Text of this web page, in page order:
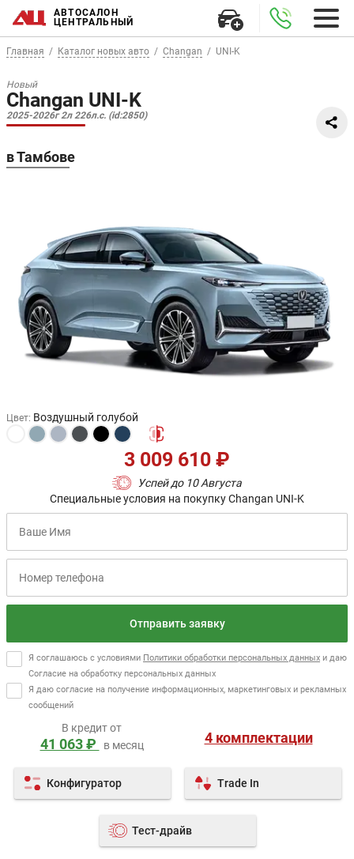
АВТОСАЛОН
ЦЕНТРАЛЬНЫЙ
Главная Каталог новых авто Changan UNI-K
Новый
Changan UNI-K
2025-2026г 2л 226л.с. (id:2850)
в Тамбове
Цвет: Воздушный голубой
Успей до 10 Августа
3 009 610 ₽
Специальные условия на покупку Changan UNI-K
Отправить заявку
Я соглашаюсь с условиями Политики обработки персональных данных и даю
Согласие на обработку персональных данных
Я даю согласие на получение информационных, маркетинговых и рекламных
сообщений
4 комплектации
Конфигуратор Trade In
Тест-драйв
В кредит от
41 063 ₽ в месяц